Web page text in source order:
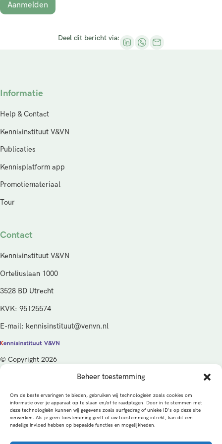
Beheer toestemming
Om de beste ervaringen te bieden, gebruiken wij technologieën zoals cookies om
informatie over je apparaat op te slaan en/of te raadplegen. Door in te stemmen met
deze technologieën kunnen wij gegevens zoals surfgedrag of unieke ID's op deze site
verwerken. Als je geen toestemming geeft of uw toestemming intrekt, kan dit een
nadelige invloed hebben op bepaalde functies en mogelijkheden.
Aanmelden
Deel dit bericht via:
Informatie
Help & Contact
Kennisinstituut V&VN
Publicaties
Kennisplatform app
Promotiemateriaal
Tour
Contact
Kennisinstituut V&VN
Orteliuslaan 1000
3528 BD Utrecht
KVK: 95125574
E-mail: kennisinstituut@venvn.nl
© Copyright 2026
De activiteiten van het Kennisinstituut V&VN worden gefinancierd
vanuit de kwaliteitsgelden van het ministerie van Volksgezondheid,
Welzijn en Sport (VWS), beheerd door ZonMw.
PrivacybeleidCookiesAlgemene voorwaarden